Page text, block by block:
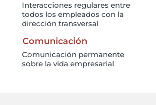
Interacciones regulares entre
todos los empleados con la
dirección transversal
Comunicación
Comunicación permanente
sobre la vida empresarial